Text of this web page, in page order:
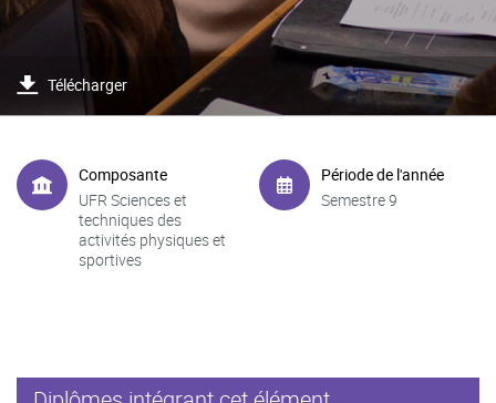
Télécharger
Composante
UFR Sciences et
techniques des
activités physiques et
sportives
Période de l'année
Semestre 9